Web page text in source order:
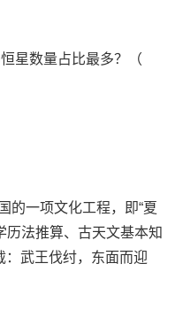
星数量占比最多？（
的一项文化工程，即“夏
历法推算、古天文基本知
：武王伐纣，东面而迎